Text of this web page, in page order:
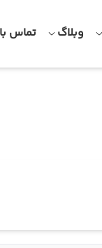
وبلاگ تماس